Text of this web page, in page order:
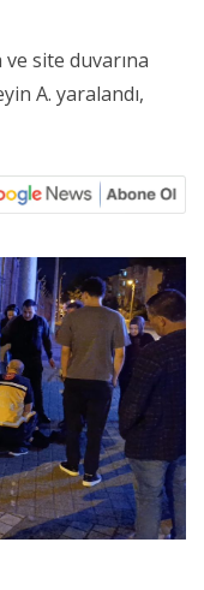
site duvarına
A. yaralandı,